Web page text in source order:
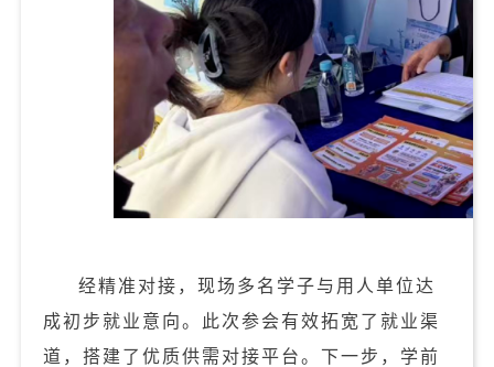
经精准对接，现场多名学子与用人单位达
成初步就业意向。此次参会有效拓宽了就业渠
道，搭建了优质供需对接平台。下一步，学前